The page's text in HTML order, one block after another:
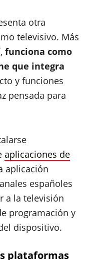
otra
televisivo. Más
funciona como
que integra
y funciones
pensada para
aplicaciones de
aplicación
españoles
a la televisión
programación y
dispositivo.
plataformas